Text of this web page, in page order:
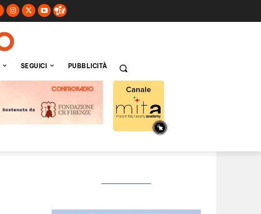
SEGUICI PUBBLICITÀ